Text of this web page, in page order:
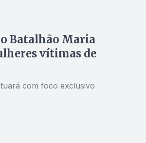
Batalhão Maria
vítimas de
com foco exclusivo